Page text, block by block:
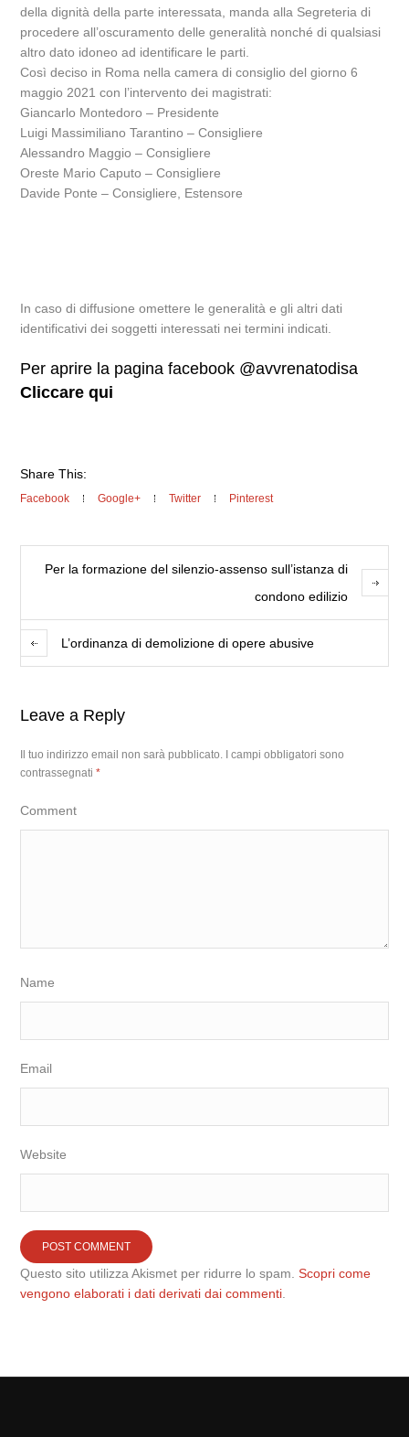
della dignità della parte interessata, manda alla Segreteria di
procedere all’oscuramento delle generalità nonché di qualsiasi
altro dato idoneo ad identificare le parti.
Così deciso in Roma nella camera di consiglio del giorno 6
maggio 2021 con l’intervento dei magistrati:
Giancarlo Montedoro – Presidente
Luigi Massimiliano Tarantino – Consigliere
Alessandro Maggio – Consigliere
Oreste Mario Caputo – Consigliere
Davide Ponte – Consigliere, Estensore
In caso di diffusione omettere le generalità e gli altri dati
identificativi dei soggetti interessati nei termini indicati.
Per aprire la pagina facebook @avvrenatodisa
Cliccare qui
Share This:
Facebook Google+ Twitter Pinterest
Per la formazione del silenzio-assenso sull’istanza di
condono edilizio
L’ordinanza di demolizione di opere abusive
Leave a Reply
Il tuo indirizzo email non sarà pubblicato.
I campi obbligatori sono
contrassegnati*
Comment
Name
Email
Website
Questo sito utilizza Akismet per ridurre lo spam.Scopri come
vengono elaborati i dati derivati dai commenti